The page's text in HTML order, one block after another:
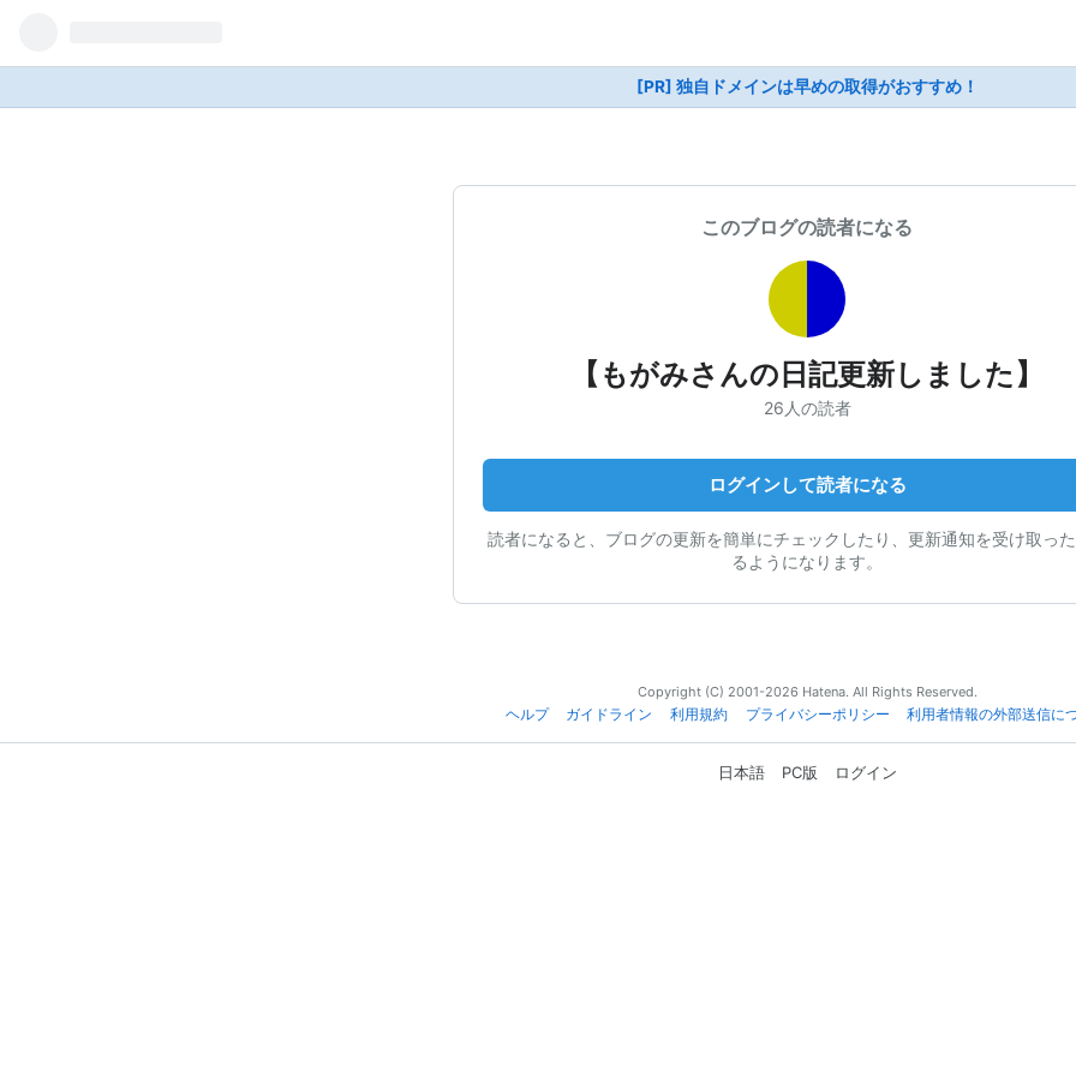
[PR] 独自ドメインは早めの取得がおすすめ！
このブログの読者になる
【もがみさんの日記更新しました】
26人の読者
ログインして読者になる
読者になると、ブログの更新を簡単にチェックしたり、更新通知を受け取っ
るようになります。
Copyright (C) 2001-2026 Hatena. All Rights Reserved.
ヘルプ
ガイドライン 利用規約 プライバシーポリシー 利用者情報の外部送信に
日本語 PC版 ログイン